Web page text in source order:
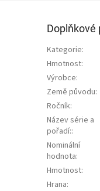
Doplňkové
Kategorie:
Hmotnost:
Výrobce:
Země původu:
Ročník:
Název série a
pořadí::
Nominální
hodnota:
Hmotnost:
Hrana: